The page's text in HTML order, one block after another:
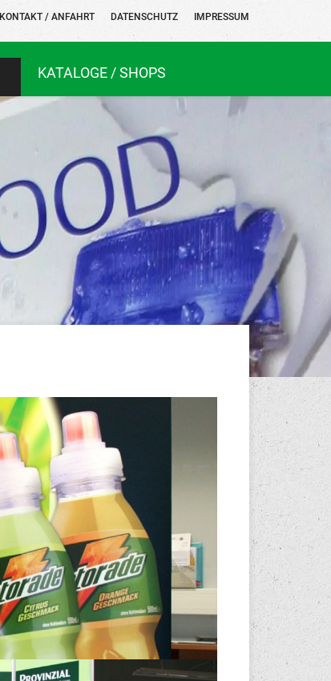
KONTAKT / ANFAHRT DATENSCHUTZ IMPRESSUM
KATALOGE / SHOPS